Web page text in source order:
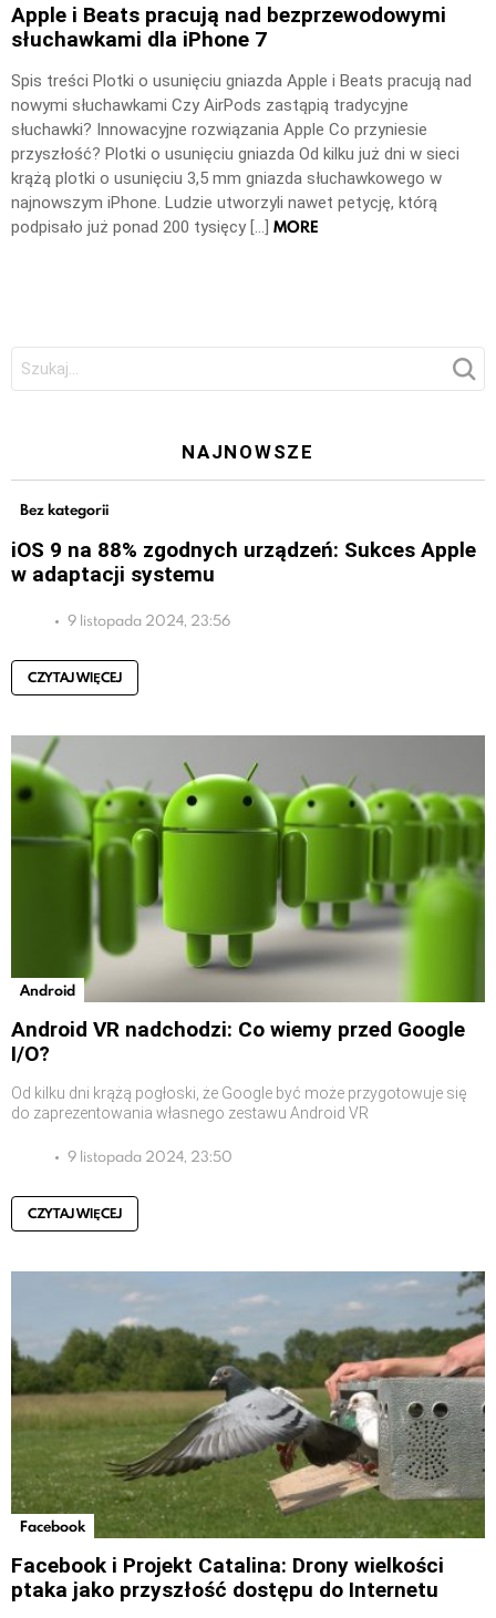
Apple i Beats pracują nad bezprzewodowymi
słuchawkami dla iPhone 7
Spis treści Plotki o usunięciu gniazda Apple i Beats pracują nad
nowymi słuchawkami Czy AirPods zastąpią tradycyjne
słuchawki? Innowacyjne rozwiązania Apple Co przyniesie
przyszłość? Plotki o usunięciu gniazda Od kilku już dni w sieci
krążą plotki o usunięciu 3,5 mm gniazda słuchawkowego w
najnowszym iPhone. Ludzie utworzyli nawet petycję, którą
podpisało już ponad 200 tysięcy […] MORE
NAJNOWSZE
Bez kategorii
iOS 9 na 88% zgodnych urządzeń: Sukces Apple
w adaptacji systemu
9 listopada 2024, 23:56
CZYTAJ WIĘCEJ
Android
Android VR nadchodzi: Co wiemy przed Google
I/O?
Od kilku dni krążą pogłoski, że Google być może przygotowuje się
do zaprezentowania własnego zestawu Android VR
9 listopada 2024, 23:50
CZYTAJ WIĘCEJ
Facebook
Facebook i Projekt Catalina: Drony wielkości
ptaka jako przyszłość dostępu do Internetu